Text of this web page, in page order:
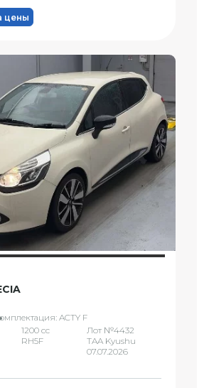
цены
ACTY F
1200 сс
RH5F
Лот №4432
TAA Kyushu
07.07.2026